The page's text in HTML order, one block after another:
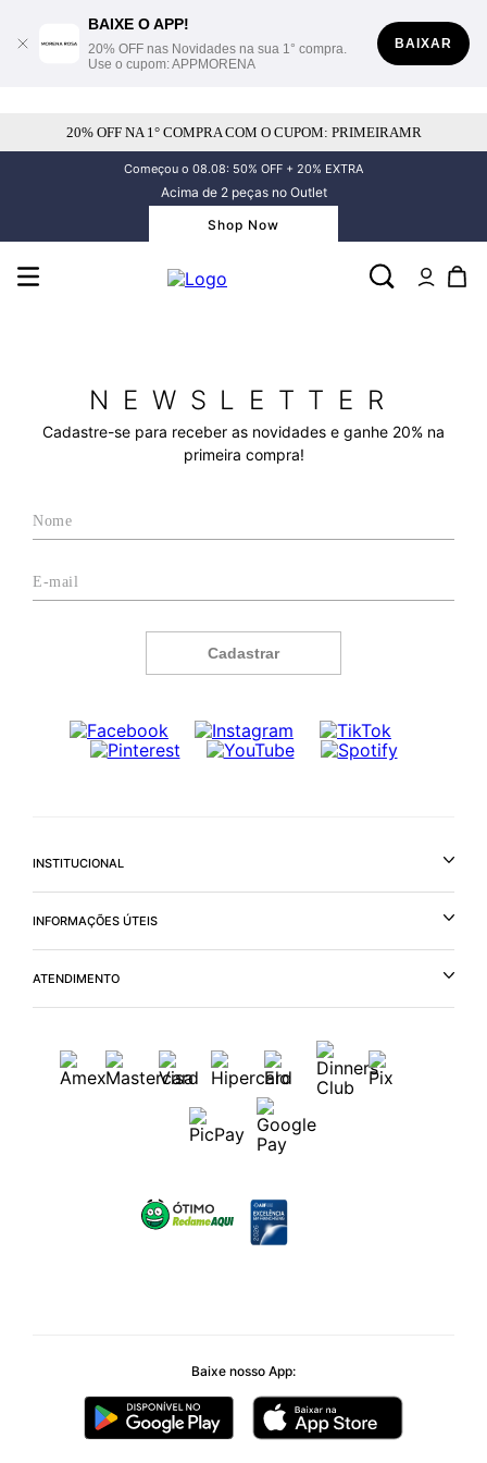
BAIXE O APP!
20% OFF nas Novidades na sua 1° compra.
Use o cupom: APPMORENA
BAIXAR
20% OFF NA 1° COMPRA COM O CUPOM: PRIMEIRAMR
Começou o 08.08: 50% OFF + 20% EXTRA
Acima de 2 peças no Outlet
Shop Now
NEWSLETTER
Cadastre-se para receber as novidades e ganhe 20% na
primeira compra!
Cadastrar
INSTITUCIONAL
INFORMAÇÕES ÚTEIS
ATENDIMENTO
Baixe nosso App: